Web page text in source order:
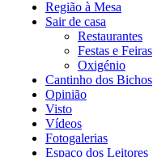
Região à Mesa
Sair de casa
Restaurantes
Festas e Feiras
Oxigénio
Cantinho dos Bichos
Opinião
Visto
Vídeos
Fotogalerias
Espaço dos Leitores